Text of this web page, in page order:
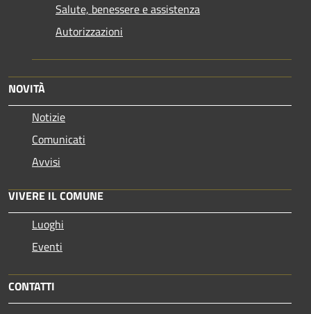
Salute, benessere e assistenza
Autorizzazioni
NOVITÀ
Notizie
Comunicati
Avvisi
VIVERE IL COMUNE
Luoghi
Eventi
CONTATTI